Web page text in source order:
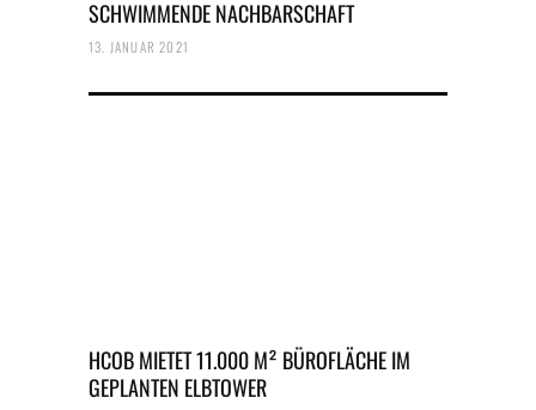
SCHWIMMENDE NACHBARSCHAFT
13. JANUAR 2021
HCOB MIETET 11.000 M² BÜROFLÄCHE IM
GEPLANTEN ELBTOWER